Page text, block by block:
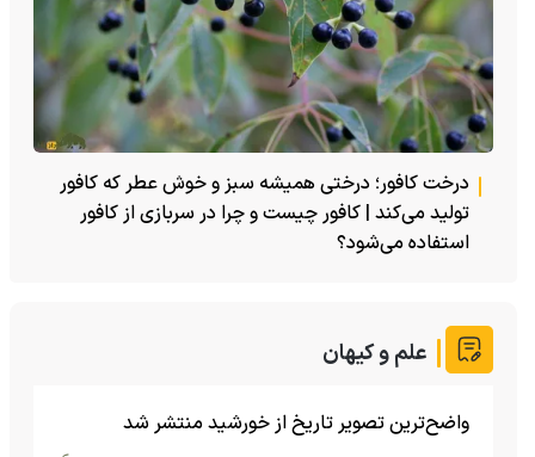
درخت کافور؛ درختی همیشه سبز و خوش عطر که کافور
تولید می‌کند | کافور چیست و چرا در سربازی از کافور
استفاده می‌شود؟
علم و کیهان
واضح‌ترین تصویر تاریخ از خورشید منتشر شد